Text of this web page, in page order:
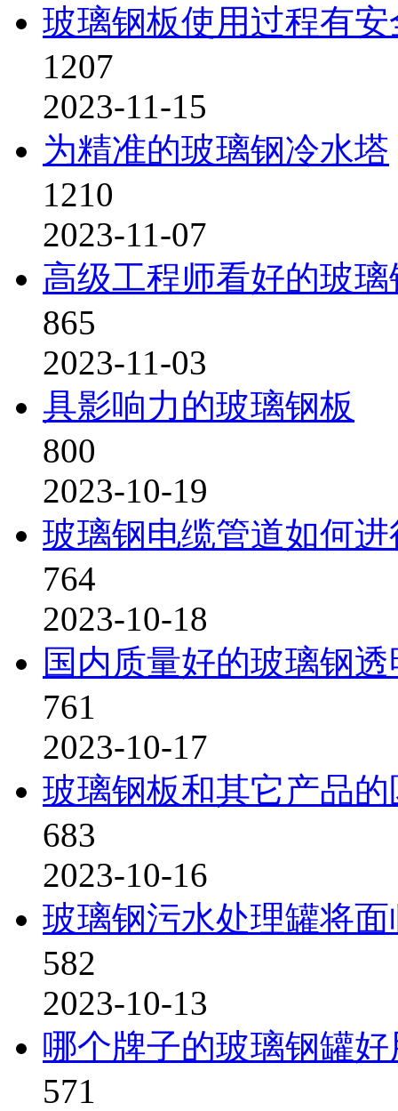
玻璃钢板使用过程有
1207
2023-11-15
为精准的玻璃钢冷水塔
1210
2023-11-07
高级工程师看好的玻
865
2023-11-03
具影响力的玻璃钢板
800
2023-10-19
玻璃钢电缆管道如何
764
2023-10-18
国内质量好的玻璃钢
761
2023-10-17
玻璃钢板和其它产品的
683
2023-10-16
玻璃钢污水处理罐将
582
2023-10-13
哪个牌子的玻璃钢罐好
571